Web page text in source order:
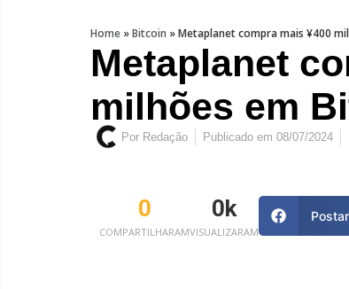
Home »Bitcoin »Metaplanet compra mais ¥400
Metaplanet
milhões em
Por Redação Publicado em 08/07/2024
COMPARTILHARAM
0
VISUALIZARAM
0k